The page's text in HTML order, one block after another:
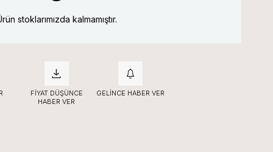
stoklarımızda kalmamıştır.
FIYAT DÜŞÜNCE
HABER VER
GELINCE HABER VER